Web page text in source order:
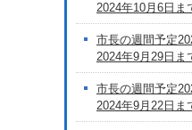
2024年10月6日ま
市長の週間予定
2024年9月29日ま
市長の週間予定
2024年9月22日ま